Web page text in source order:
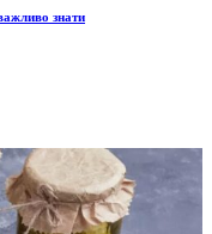
знати